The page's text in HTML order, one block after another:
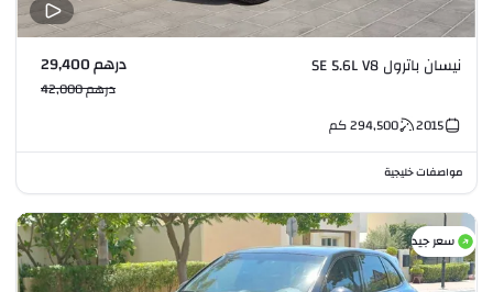
نيسان باترول SE 5.6L V8 درهم 29,400
درهم 42,000
2015
294,500كم
مواصفات خليجية
سعر جيد